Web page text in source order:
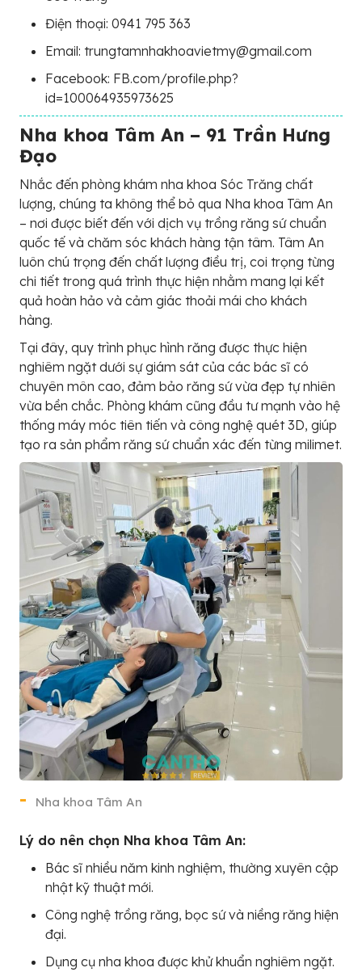
Điện thoại: 0941 795 363
Email: trungtamnhakhoavietmy@gmail.com
Facebook: FB.com/profile.php?
id=100064935973625
Nha khoa Tâm An – 91 Trần Hưng
Đạo
Nhắc đến phòng khám nha khoa Sóc Trăng chất
lượng, chúng ta không thể bỏ qua Nha khoa Tâm An
– nơi được biết đến với dịch vụ trồng răng sứ chuẩn
quốc tế và chăm sóc khách hàng tận tâm. Tâm An
luôn chú trọng đến chất lượng điều trị, coi trọng từng
chi tiết trong quá trình thực hiện nhằm mang lại kết
quả hoàn hảo và cảm giác thoải mái cho khách
hàng.
Tại đây, quy trình phục hình răng được thực hiện
nghiêm ngặt dưới sự giám sát của các bác sĩ có
chuyên môn cao, đảm bảo răng sứ vừa đẹp tự nhiên
vừa bền chắc. Phòng khám cũng đầu tư mạnh vào hệ
thống máy móc tiên tiến và công nghệ quét 3D, giúp
tạo ra sản phẩm răng sứ chuẩn xác đến từng milimet.
Nha khoa Tâm An
Lý do nên chọn Nha khoa Tâm An:
Bác sĩ nhiều năm kinh nghiệm, thường xuyên cập
nhật kỹ thuật mới.
Công nghệ trồng răng, bọc sứ và niềng răng hiện
đại.
Dụng cụ nha khoa được khử khuẩn nghiêm ngặt.